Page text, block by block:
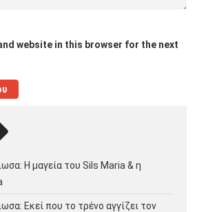
website in this browser for the next
Η μαγεία του Sils Maria & η
Εκεί που το τρένο αγγίζει τον